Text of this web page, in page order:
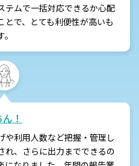
テムで一括対応できるか心配
で、とても利便性が高いも
！
や利用人数など把握・管理し
れ、さらに出力までできるの